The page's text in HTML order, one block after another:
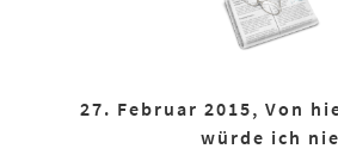
27. Februar 2015, Von
würde ich nie